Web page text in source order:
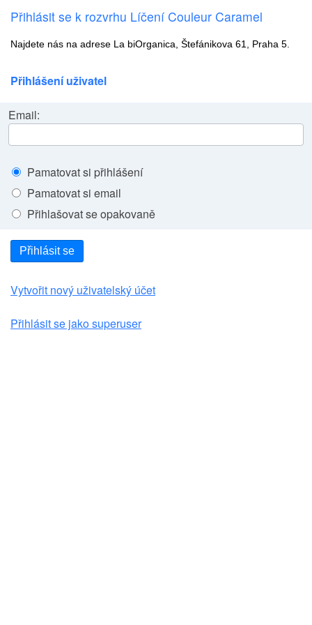
Přihlásit se k rozvrhu Líčení Couleur Caramel
Najdete nás na adrese La biOrganica, Štefánikova 61, Praha 5.
Přihlášení uživatel
Email:
Pamatovat si přihlášení
Pamatovat si email
Přihlašovat se opakovaně
Přihlásit se
Vytvořit nový uživatelský účet
Přihlásit se jako superuser